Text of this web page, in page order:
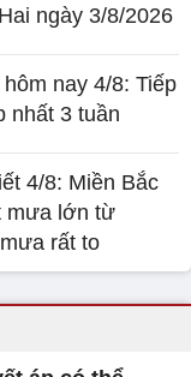
ngày 3/8/2026
nay 4/8: Tiếp
nhất 3 tuần
4/8: Miền Bắc
mưa lớn từ
rất to